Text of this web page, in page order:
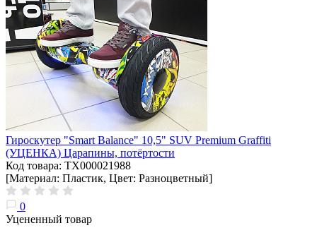
Гироскутер "Smart Balance" 10,5" SUV Premium Graffiti
(УЦЕНКА) Царапины, потёртости
Код товара: ТХ000021988
[Материал: Пластик, Цвет: Разноцветный]
0
Уцененный товар